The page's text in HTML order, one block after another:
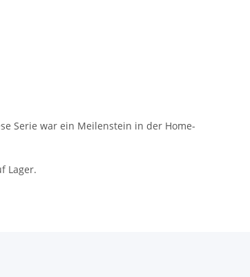
Serie war ein Meilenstein in der Home-
Lager.